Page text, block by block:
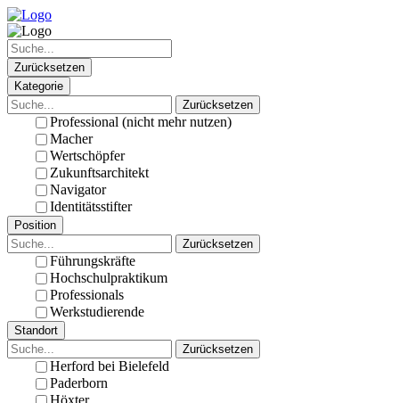
Zurücksetzen
Kategorie
Zurücksetzen
Professional (nicht mehr nutzen)
Macher
Wertschöpfer
Zukunftsarchitekt
Navigator
Identitätsstifter
Position
Zurücksetzen
Führungskräfte
Hochschulpraktikum
Professionals
Werkstudierende
Standort
Zurücksetzen
Herford bei Bielefeld
Paderborn
Höxter